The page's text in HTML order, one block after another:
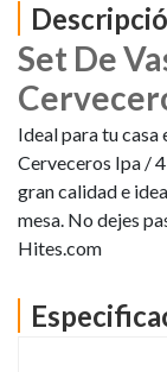
Set De
Ideal para tu casa
Cerveceros Ipa /
gran calidad e
mesa. No dejes
Hites.com